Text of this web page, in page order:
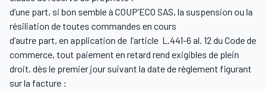
d’une part, si bon semble à COUP’ECO SAS, la suspension ou la
résiliation de toutes commandes en cours
d’autre part, en application de l’article L.441-6 al. 12 du Code de
commerce, tout paiement en retard rend exigibles de plein
droit, dès le premier jour suivant la date de règlement figurant
sur la facture :